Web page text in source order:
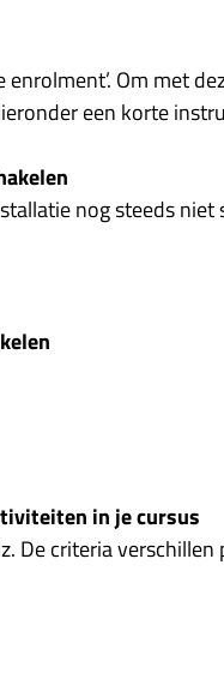
enrolment’. Om met
een korte
nog steeds niet
in je cursus
De criteria